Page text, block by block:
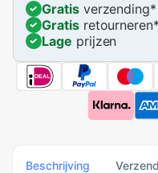
Gratisverzending*
Gratisretourneren*
Lage prijzen
Beschrijving